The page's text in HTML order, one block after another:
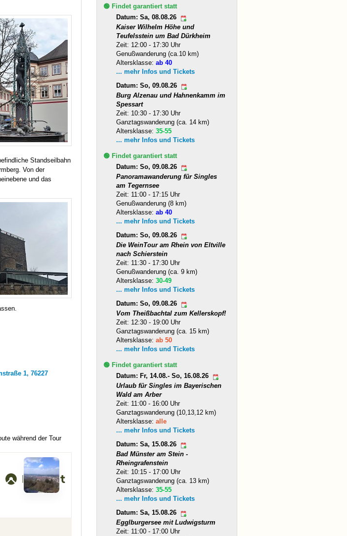
Standseilbahn
Von der
und das
1, 76227
während der Tour
🟢 Findet garantiert statt
Datum: Sa, 08.08.26
Kaiser Wilhelm Höhe und
Teufelsstein um Bad Dürkheim
Zeit: 12:00 - 17:30 Uhr
Genußwanderung (ca.10 km)
Altersklasse:ab 40
... mehr Infos und Tickets
Datum: So, 09.08.26
Burg Alzenau und Hahnenkamm im
Spessart
Zeit: 10:30 - 17:30 Uhr
Ganztagswanderung (ca. 14 km)
Altersklasse:35-55
... mehr Infos und Tickets
🟢 Findet garantiert statt
Datum: So, 09.08.26
Panoramawanderung für Singles
am Tegernsee
Zeit: 11:00 - 17:15 Uhr
Genußwanderung (8 km)
Altersklasse:ab 40
... mehr Infos und Tickets
Datum: So, 09.08.26
Die WeinTour am Rhein von Eltville
nach Schierstein
Zeit: 11:30 - 17:30 Uhr
Genußwanderung (ca. 9 km)
Altersklasse:30-49
... mehr Infos und Tickets
Datum: So, 09.08.26
Vom Theißbachtal zum Kellerskopf!
Zeit: 12:30 - 19:00 Uhr
Ganztagswanderung (ca. 15 km)
Altersklasse:ab 50
... mehr Infos und Tickets
🟢 Findet garantiert statt
Datum: Fr, 14.08.- So, 16.08.26
Urlaub für Singles im Bayerischen
Wald am Arber
Zeit: 11:00 - 16:00 Uhr
Ganztagswanderung (10,13,12 km)
Altersklasse:alle
... mehr Infos und Tickets
Datum: Sa, 15.08.26
Bad Münster am Stein -
Rheingrafenstein
Zeit: 10:15 - 17:00 Uhr
Ganztagswanderung (ca. 13 km)
Altersklasse:35-55
... mehr Infos und Tickets
Datum: Sa, 15.08.26
Egglburgersee mit Ludwigsturm
Zeit: 11:00 - 17:00 Uhr